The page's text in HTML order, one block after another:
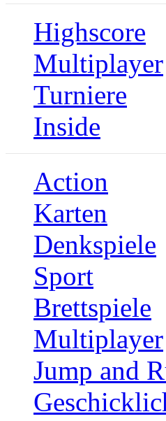
Highscore
Multiplayer
Turniere
Inside
Action
Karten
Denkspiele
Sport
Brettspiele
Multiplayer
Jump and